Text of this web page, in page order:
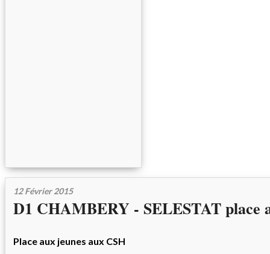
12 Février 2015
D1 CHAMBERY - SELESTAT place
Place aux jeunes aux CSH